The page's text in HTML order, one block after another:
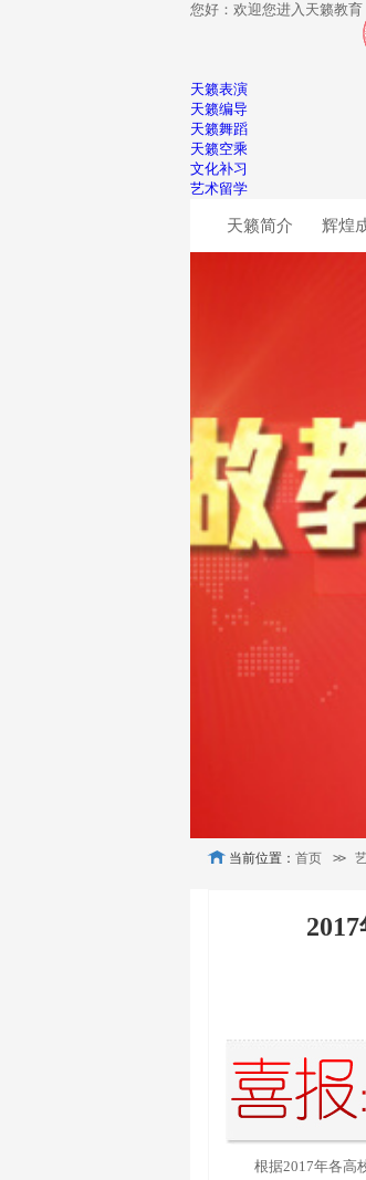
您好：欢迎您进入天籁教育
天籁表演
天籁编导
天籁舞蹈
天籁空乘
文化补习
艺术留学
天籁简介 辉煌
当前位置： 首页 >>
根据2017年各高